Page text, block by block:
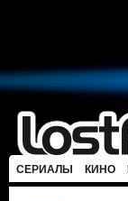
СЕРИАЛЫ КИНО